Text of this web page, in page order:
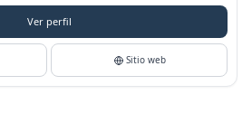
Ver perfil
Sitio web